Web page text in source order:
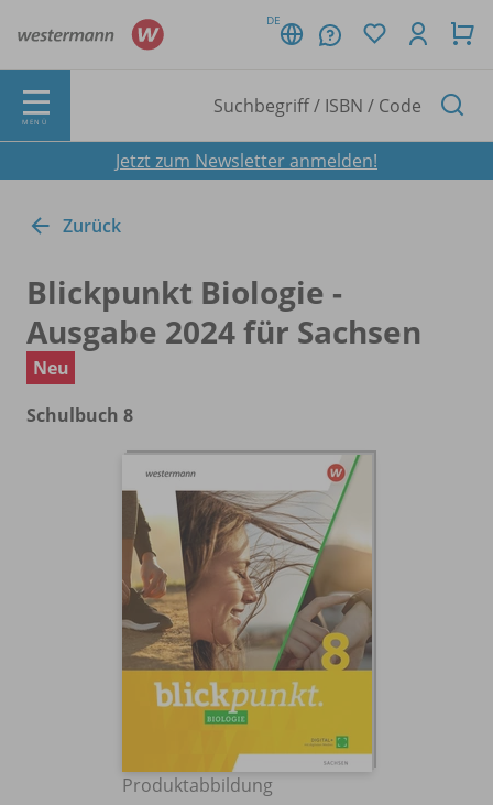
DE
MENÜ
Jetzt zum Newsletter anmelden!
Zurück
Blickpunkt Biologie -
Ausgabe 2024 für Sachsen
Neu
Schulbuch 8
Produktabbildung